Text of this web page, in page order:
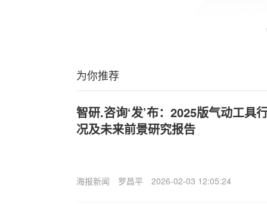
为你推荐
智研.咨询‘发’布：2025版气动工具
况及未来前景研究报告
海报新闻 罗昌平 2026-02-03 12:05:24